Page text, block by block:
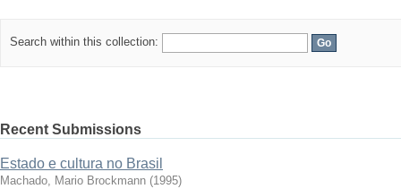
Search within this collection:
Recent Submissions
Estado e cultura no Brasil
Machado, Mario Brockmann (1995)